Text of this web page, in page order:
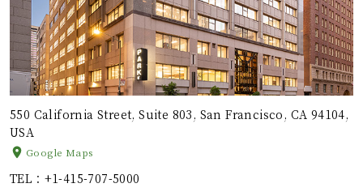
550 California Street, Suite 803, San Francisco, CA 94104,
USA
Google Maps
TEL ：+1-415-707-5000